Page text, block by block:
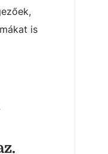
is